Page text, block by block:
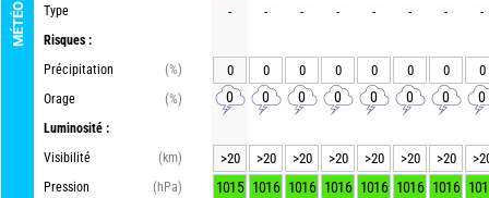
MÉTÉO
Type
Risques :
Précipitation
(%)
Orage
(%)
Luminosité :
Visibilité
(km)
Pression
(hPa)
- - - - - - - -
0 0 0 0 0 0 0 0
0 0 0 0 0 0 0 0
>20 >20 >20 >20 >20 >20 >20
1015 1016 1016 1016 1016 1016 1016